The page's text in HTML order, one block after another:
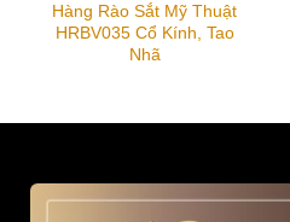
Hàng Rào Sắt Mỹ Thuật
HRBV035 Cổ Kính, Tao
Nhã